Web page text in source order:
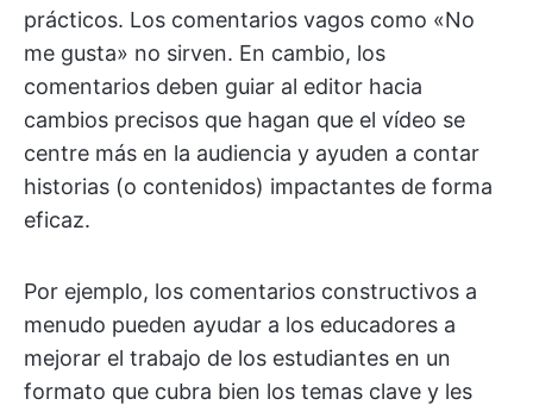
prácticos. Los comentarios vagos como «No
me gusta» no sirven. En cambio, los
comentarios deben guiar al editor hacia
cambios precisos que hagan que el vídeo se
centre más en la audiencia y ayuden a contar
historias (o contenidos) impactantes de forma
eficaz.
Por ejemplo, los comentarios constructivos a
menudo pueden ayudar a los educadores a
mejorar el trabajo de los estudiantes en un
formato que cubra bien los temas clave y les